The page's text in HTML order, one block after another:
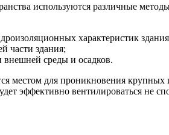
используются различные
характеристик
части здания;
внешней среды и осадков.
местом для проникновения
эффективно вентилироваться не